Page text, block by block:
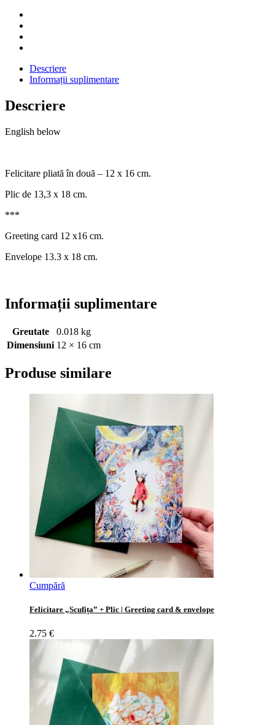
card
envelope
quantity
Descriere
Informații suplimentare
Descriere
English below
Felicitare pliată în două – 12 x 16 cm.
Plic de 13,3 x 18 cm.
***
Greeting card 12 x16 cm.
Envelope 13.3 x 18 cm.
Informații suplimentare
Greutate
0.018 kg
Dimensiuni 12 × 16 cm
Produse similare
Cumpără
Felicitare „Scufița” + Plic | Greeting card & envelope
2.75 €